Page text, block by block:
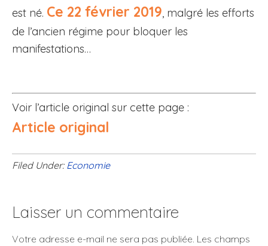
est né. Ce 22 février 2019, malgré les efforts
de l’ancien régime pour bloquer les
manifestations…
Voir l’article original sur cette page :
Article original
Filed Under: Economie
Laisser un commentaire
Votre adresse e-mail ne sera pas publiée. Les champs